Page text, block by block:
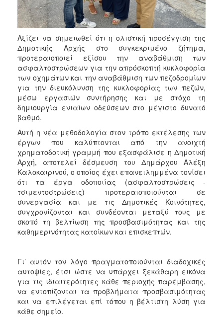
Αξίζει να σημειωθεί ότι η ολιστική προσέγγιση της
Δημοτικής Αρχής στο συγκεκριμένο ζήτημα,
προτεραιοποιεί εξίσου την αναβάθμιση των
ασφαλτοστρώσεων για την απρόσκοπτή κυκλοφορία
των οχημάτων και την αναβάθμιση των πεζοδρομίων
για την διευκόλυνση της κυκλοφορίας των πεζών,
μέσω εργασιών συντήρησης και με στόχο τη
δημιουργία ενιαίων οδεύσεων στο μέγιστο δυνατό
βαθμό.
Αυτή η νέα μεθοδολογία στον τρόπο εκτέλεσης των
έργων που καλύπτονται από την ανοιχτή
χρηματοδοτική γραμμή που εξασφάλισε η Δημοτική
Αρχή, αποτελεί δέσμευση του Δημάρχου Αλέξη
Καλοκαιρινού, ο οποίος έχει επανειλημμένα τονίσει
ότι τα έργα οδοποιίας (ασφαλτοστρώσεις -
τσιμεντοστρώσεις) προτεραιοποιούνται σε
συνεργασία και με τις Δημοτικές Κοινότητες,
συγχρονίζονται και συνδέονται μεταξύ τους με
σκοπό τη βελτίωση της προσβασιμότητας και της
καθημερινότητας κατοίκων και επισκεπτών.
Γι’ αυτόν τον λόγο πραγματοποιούνται διαδοχικές
αυτοψίες, έτσι ώστε να υπάρχει ξεκάθαρη εικόνα
για τις ιδιαιτερότητες κάθε περιοχής παρέμβασης,
να εντοπίζονται τα προβλήματα προσβασιμότητας
και να επιλέγεται επί τόπου η βέλτιστη λύση για
κάθε σημείο.